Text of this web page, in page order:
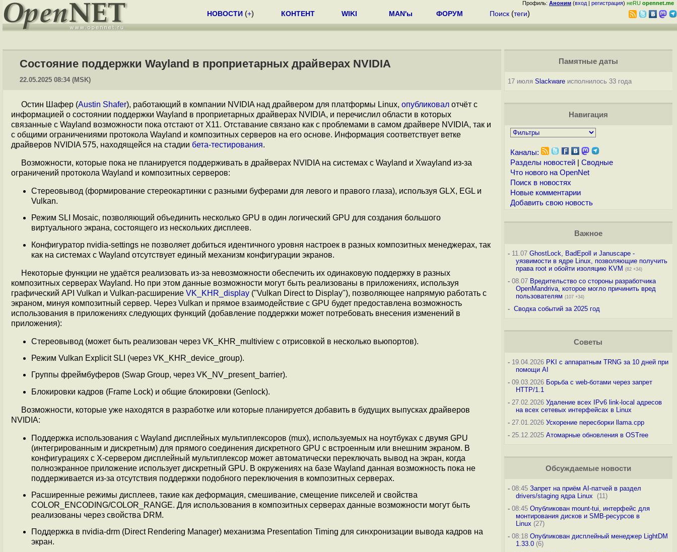
Профиль: Аноним (вход | регистрация) неRU opennet.me
НОВОСТИ (+) КОНТЕНТ WIKI MAN'ы ФОРУМ Поиск (теги)
Состояние поддержки Wayland в проприетарных драйверах NVIDIA
22.05.2025 08:34 (MSK)
Остин Шафер (Austin Shafer), работающий в компании NVIDIA над драйвером для платформы Linux, опубликовал отчёт с
информацией о состоянии поддержки Wayland в проприетарных драйверах NVIDIA, и перечислил области в которых
связанные с Wayland возможности пока отстают от X11. Отставание связано как с проблемами в самом драйвере NVIDIA, так и
с общими ограничениями протокола Wayland и композитных серверов на его основе. Информация соответствует ветке
драйверов NVIDIA 575, находящейся на стадии бета-тестирования.
Возможности, которые пока не планируется поддерживать в драйверах NVIDIA на системах с Wayland и Xwayland из-за
ограничений протокола Wayland и композитных серверов:
Cтереовывод (формирование стереокартинки с разными буферами для левого и правого глаза), используя GLX, EGL и
Vulkan.
Режим SLI Mosaic, позволяющий объединить несколько GPU в один логический GPU для создания большого
виртуального экрана, состоящего из нескольких дисплеев.
Конфигуратор nvidia-settings не позволяет добиться идентичного уровня настроек в разных композитных менеджерах, так
как на системах с Wayland отсутствует единый механизм конфигурации экранов.
Некоторые функции не удаётся реализовать из-за невозможности обеспечить их одинаковую поддержку в разных
композитных серверах Wayland. Но при этом данные возможности могут быть реализованы в приложениях, используя
графический API Vulkan и Vulkan-расширение VK_KHR_display ("Vulkan Direct to Display"), позволяющее напрямую работать с
экраном, минуя композитный сервер. Через Vulkan и прямое взаимодействие с GPU будет предоставлена возможность
использования в приложениях следующих функций (добавление поддержки может потребовать внесения изменений в
приложения):
Стереовывод (может быть реализован через VK_KHR_multiview с отрисовкой в несколько вьюпортов).
Режим Vulkan Explicit SLI (через VK_KHR_device_group).
Группы фреймбуферов (Swap Group, через VK_NV_present_barrier).
Блокировки кадров (Frame Lock) и общие блокировки (Genlock).
Возможности, которые уже находятся в разработке или которые планируется добавить в будущих выпусках драйверов
NVIDIA:
Поддержка использования с Wayland дисплейных мультиплексоров (mux), используемых на ноутбуках с двумя GPU
(интегрированным и дискретным) для прямого соединения дискретного GPU c встроенным или внешним экраном. В
конфигурациях с X-сервером дисплейный мультиплексор может автоматически переключать вывод на экран, когда
полноэкранное приложение использует дискретный GPU. В окружениях на базе Wayland данная возможность пока не
поддерживается из-за отсутствия поддержки подобного переключения в композитных серверах.
Расширенные режимы дисплеев, такие как деформация, смешивание, смещение пикселей и свойства
COLOR_ENCODING/COLOR_RANGE. Для использования в композитных серверах данные возможности могут быть
реализованы через свойства DRM.
Поддержка в nvidia-drm (Direct Rendering Manager) механизма Presentation Timing для синхронизации вывода кадров на
экран.
Памятные даты
17 июля Slackwareисполнилось 33 года
Навигация
Каналы:
Разделы новостей| Сводные
Что нового на OpenNet
Поиск в новостях
Новые комментарии
Добавить свою новость
Важное
-11.07 GhostLock, BadEpoll и Januscape -
уязвимости в ядре Linux, позволяющие получить
права root и обойти изоляцию KVM (82 +34)
-08.07 Вредительство со стороны разработчика
OpenMandriva, которое могло причинить вред
пользователям (107 +34)
- Сводка событий за 2025 год
Советы
-19.04.2026 PKI с аппаратным TRNG за 10 дней при
помощи AI
-09.03.2026 Борьба с web-ботами через запрет
HTTP/1.1
-27.02.2026 Удаление всех IPv6 link-local адресов
на всех сетевых интерфейсах в Linux
-27.01.2026 Ускорение пересборки llama.cpp
-25.12.2025 Атомарные обновления в OSTree
Обсуждаемые новости
-08:45 Запрет на приём AI-патчей в раздел
drivers/staging ядра Linux
(11)
-08:45 Опубликован mount-tui, интерфейс для
монтирования дисков и SMB-ресурсов в
Linux (27)
-08:18 Опубликован дисплейный менеджер LightDM
1.33.0(6)